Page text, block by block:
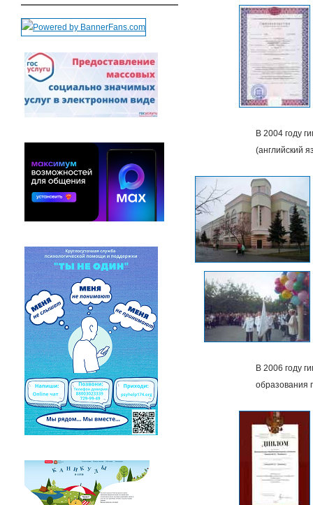
В 2004 году
(английский
В 2006 году
образования